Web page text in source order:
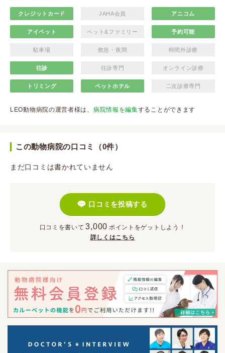
クレジットカード JAHA会員 アニコム
アイペット ペット&ファミリー 予約可能
駐車場 救急・夜間 時間外診療
往診 往診専門 オンライン診療
トリミング ペットホテル 二次診療専門
LEO動物病院の運営者様は、 病院情報を編集することができます
この動物病院の口コミ（0件）
まだ口コミは書かれていません
口コミを投稿する
口コミを書いて 3,000 ポイント をゲットしよう！
詳しくはこちら